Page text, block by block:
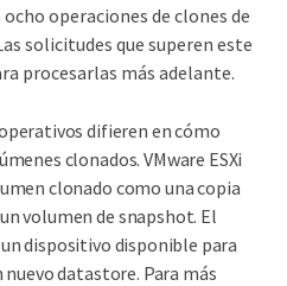
operaciones de clones de
solicitudes que superen este
procesarlas más adelante.
difieren en cómo
clonados. VMware ESXi
clonado como una copia
volumen de snapshot. El
dispositivo disponible para
nuevo datastore. Para más